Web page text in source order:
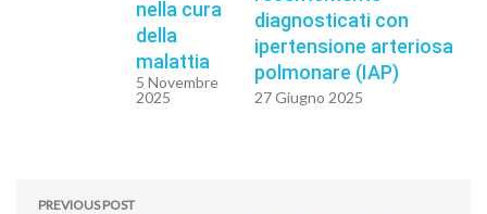
nella cura
della
malattia
5 Novembre
2025
diagnosticati con
ipertensione arteriosa
polmonare (IAP)
27 Giugno 2025
PREVIOUS POST